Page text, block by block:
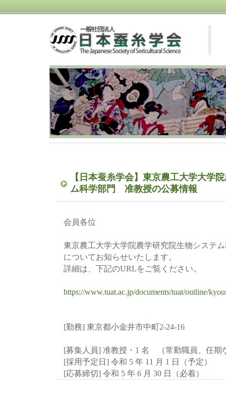
【日本蚕糸学会】東京農工大学大学
ム科学部門 准教授の公募情報
会員各位
東京農工大学大学院農学研究院生物システ
についてお知らせいたします。
詳細は、下記のURLをご覧ください。
https://www.tuat.ac.jp/documents/tuat/outline/
[勤務] 東京都小金井市中町2-24-16
[募集人員] 准教授・1 名 （常勤職員、任
[採用予定日] 令和 5 年 11 月 1 日（予定）
[応募締切] 令和 5 年 6 月 30 日（必着）